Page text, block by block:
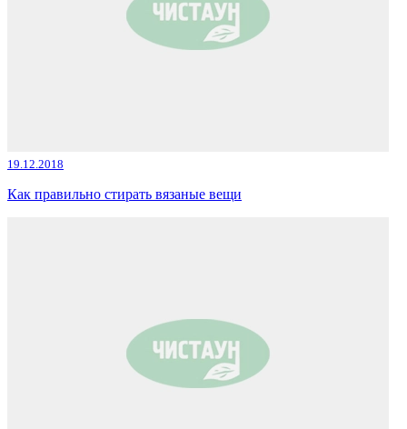
19.12.2018
Как правильно стирать вязаные вещи